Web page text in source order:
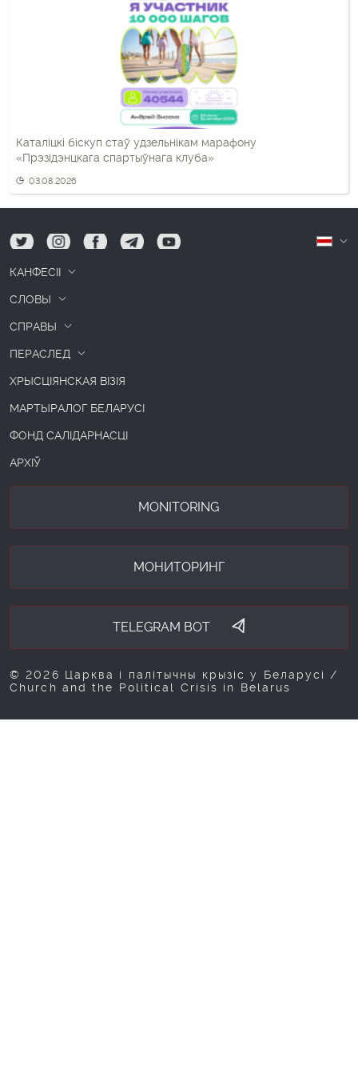
Каталіцкі біскуп стаў удзельнікам марафону
«Прэзідэнцкага спартыўнага клуба»
03.08.2026
tw ig fb tg yt
КАНФЕСІІ
СЛОВЫ
СПРАВЫ
ПЕРАСЛЕД
ХРЫСЦІЯНСКАЯ ВІЗІЯ
МАРТЫРАЛОГ БЕЛАРУСІ
ФОНД САЛІДАРНАСЦІ
АРХІЎ
MONITORING
МОНИТОРИНГ
TELEGRAM BOT
© 2026 Царква і палітычны крызіс у Беларусі /
Church and the Political Crisis in Belarus